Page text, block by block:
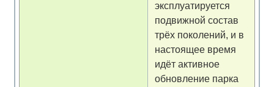
эксплуатируется
подвижной состав
трёх поколений, и в
настоящее время
идёт активное
обновление парка